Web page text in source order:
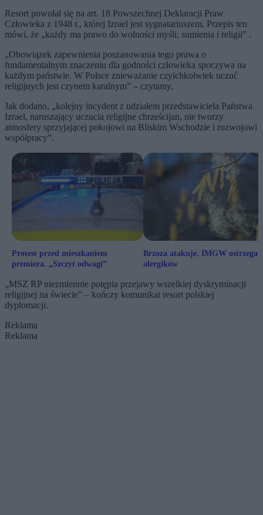
Resort powołał się na art. 18 Powszechnej Deklaracji Praw
Człowieka z 1948 r., której Izrael jest sygnatariuszem. Przepis ten
mówi, że „każdy ma prawo do wolności myśli, sumienia i religii” .
„Obowiązek zapewnienia poszanowania tego prawa o
fundamentalnym znaczeniu dla godności człowieka spoczywa na
każdym państwie. W Polsce znieważanie czyichkolwiek uczuć
religijnych jest czynem karalnym” – czytamy.
Jak dodano, „kolejny incydent z udziałem przedstawiciela Państwa
Izrael, naruszający uczucia religijne chrześcijan, nie tworzy
atmosfery sprzyjającej pokojowi na Bliskim Wschodzie i rozwojowi
współpracy”.
Protest przed mieszkaniem
premiera. „Szczyt odwagi”
Brzoza atakuje. IMGW ostrzega
alergików
„MSZ RP niezmiennie potępia przejawy wszelkiej dyskryminacji
religijnej na świecie” – kończy komunikat resort polskiej
dyplomacji.
Reklama
Reklama